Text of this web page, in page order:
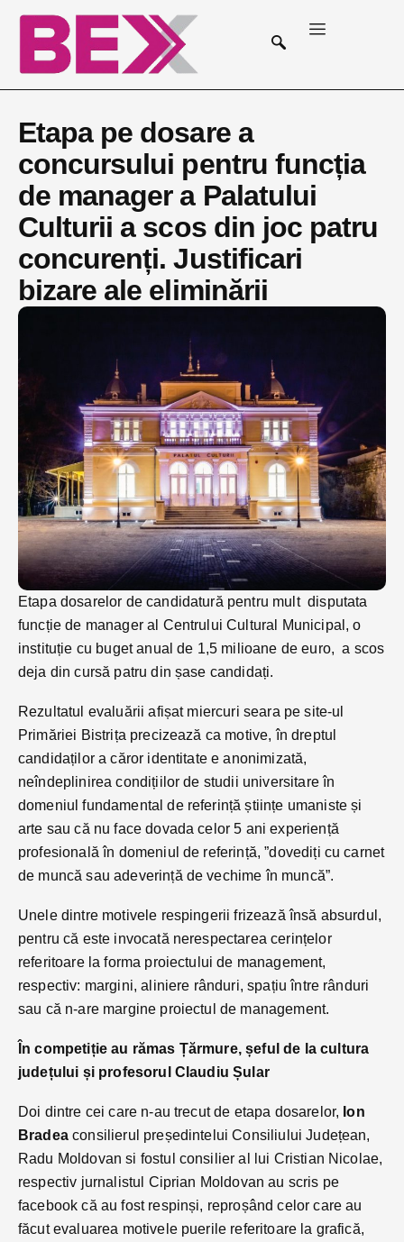
Etapa pe dosare a
concursului pentru funcția
de manager a Palatului
Culturii a scos din joc patru
concurenți. Justificari
bizare ale eliminării
Etapa dosarelor de candidatură pentru mult disputata
funcție de manager al Centrului Cultural Municipal, o
instituție cu buget anual de 1,5 milioane de euro, a scos
deja din cursă patru din șase candidați.
Rezultatul evaluării afișat miercuri seara pe site-ul
Primăriei Bistrița precizează ca motive, în dreptul
candidaților a căror identitate e anonimizată,
neîndeplinirea condițiilor de studii universitare în
domeniul fundamental de referință științe umaniste și
arte sau că nu face dovada celor 5 ani experiență
profesională în domeniul de referință, ”dovediți cu carnet
de muncă sau adeverință de vechime în muncă”.
Unele dintre motivele respingerii frizează însă absurdul,
pentru că este invocată nerespectarea cerințelor
referitoare la forma proiectului de management,
respectiv: margini, aliniere rânduri, spațiu între rânduri
sau că n-are margine proiectul de management.
În competiție au rămas Țărmure, șeful de la cultura
județului și profesorul Claudiu Șular
Doi dintre cei care n-au trecut de etapa dosarelor, Ion
Bradeaconsilierul președintelui Consiliului Județean,
Radu Moldovan si fostul consilier al lui Cristian Nicolae,
respectiv jurnalistul Ciprian Moldovan au scris pe
facebook că au fost respinși, reproșând celor care au
făcut evaluarea motivele puerile referitoare la grafică,